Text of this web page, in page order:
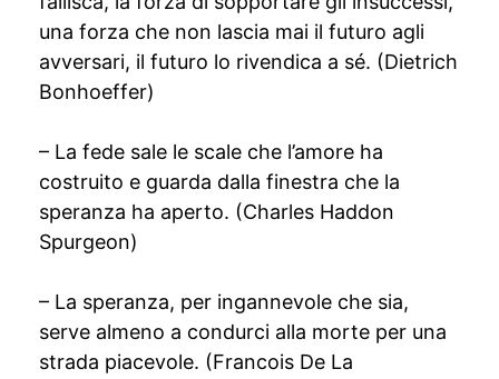
una forza che non lascia mai il futuro agli
avversari, il futuro lo rivendica a sé. (Dietrich
Bonhoeffer)
– La fede sale le scale che l’amore ha
costruito e guarda dalla finestra che la
speranza ha aperto. (Charles Haddon
Spurgeon)
– La speranza, per ingannevole che sia,
serve almeno a condurci alla morte per una
strada piacevole. (Francois De La